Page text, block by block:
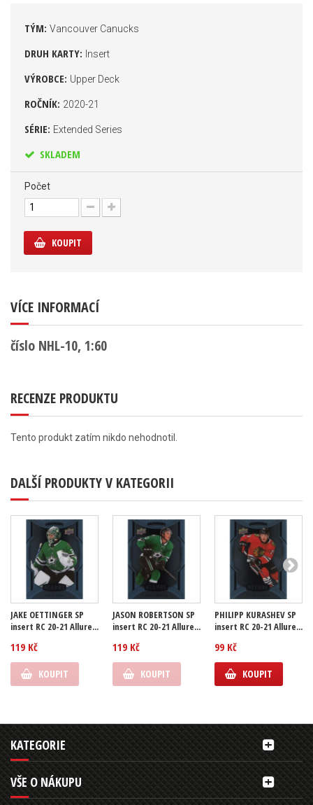
TÝM: Vancouver Canucks
DRUH KARTY: Insert
VÝROBCE: Upper Deck
ROČNÍK: 2020-21
SÉRIE: Extended Series
SKLADEM
Počet
KOUPIT
VÍCE INFORMACÍ
číslo NHL-10, 1:60
RECENZE PRODUKTU
Tento produkt zatím nikdo nehodnotil.
DALŠÍ PRODUKTY V KATEGORII
JAKE OETTINGER SP
insert RC 20-21 Allure...
119 Kč
KOUPIT
JASON ROBERTSON SP
insert RC 20-21 Allure...
119 Kč
KOUPIT
PHILIPP KURASHEV SP
insert RC 20-21 Allure...
99 Kč
KOUPIT
KATEGORIE
VŠE O NÁKUPU